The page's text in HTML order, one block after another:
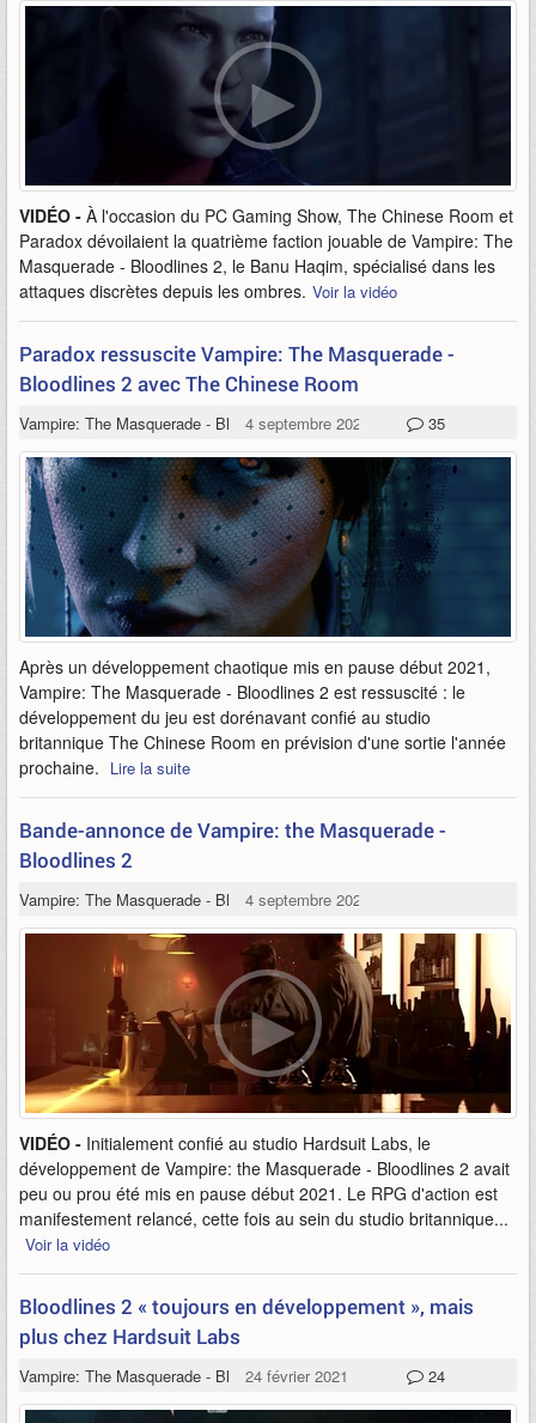
VIDÉO - À l'occasion du PC Gaming Show, The Chinese Room et
Paradox dévoilaient la quatrième faction jouable de Vampire: The
Masquerade - Bloodlines 2, le Banu Haqim, spécialisé dans les
attaques discrètes depuis les ombres. Voir la vidéo
Paradox ressuscite Vampire: The Masquerade -
Bloodlines 2 avec The Chinese Room
Vampire: The Masquerade - Bloodlines 24 septembre 2023 35
Après un développement chaotique mis en pause début 2021,
Vampire: The Masquerade - Bloodlines 2 est ressuscité : le
développement du jeu est dorénavant confié au studio
britannique The Chinese Room en prévision d'une sortie l'année
prochaine. Lire la suite
Bande-annonce de Vampire: the Masquerade -
Bloodlines 2
Vampire: The Masquerade - Bloodlines 24 septembre 2023
VIDÉO - Initialement confié au studio Hardsuit Labs, le
développement de Vampire: the Masquerade - Bloodlines 2 avait
peu ou prou été mis en pause début 2021. Le RPG d'action est
manifestement relancé, cette fois au sein du studio britannique...
Voir la vidéo
Bloodlines 2 « toujours en développement », mais
plus chez Hardsuit Labs
Vampire: The Masquerade - Bloodlines 2
24 février 2021 24